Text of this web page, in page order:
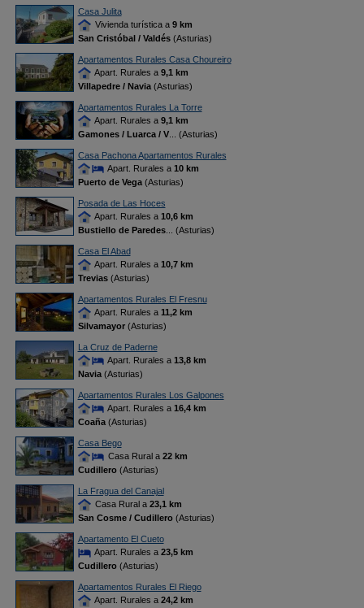
Casa Julita
Vivienda turística a 9 km
San Cristóbal / Valdés(Asturias)
Apartamentos Rurales Casa Choureiro
Apart. Rurales a 9,1 km
Villapedre / Navia(Asturias)
Apartamentos Rurales La Torre
Apart. Rurales a 9,1 km
Gamones / Luarca / V... (Asturias)
Casa Pachona Apartamentos Rurales
Apart. Rurales a 10 km
Puerto de Vega(Asturias)
Posada de Las Hoces
Apart. Rurales a 10,6 km
Bustiello de Paredes... (Asturias)
Casa El Abad
Apart. Rurales a 10,7 km
Trevias(Asturias)
Apartamentos Rurales El Fresnu
Apart. Rurales a 11,2 km
Silvamayor(Asturias)
La Cruz de Paderne
Apart. Rurales a 13,8 km
Navia(Asturias)
Apartamentos Rurales Los Galpones
Apart. Rurales a 16,4 km
Coaña(Asturias)
Casa Bego
Casa Rural a 22 km
Cudillero(Asturias)
La Fragua del Canajal
Casa Rural a 23,1 km
San Cosme / Cudillero(Asturias)
Apartamento El Cueto
Apart. Rurales a 23,5 km
Cudillero(Asturias)
Apartamentos Rurales El Riego
Apart. Rurales a 24,2 km